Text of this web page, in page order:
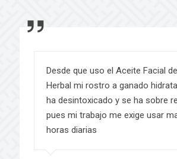
Desde que uso el Aceite Facial
Herbal mi rostro a ganado
ha desintoxicado y se ha sobre
pues mi trabajo me exige usar
horas diarias